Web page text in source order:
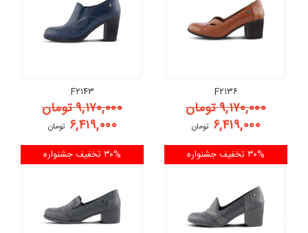
F۲۱۴۳
۹,۱۷۰,۰۰۰تومان
۶,۴۱۹,۰۰۰ تومان
F۲۱۳۶
۹,۱۷۰,۰۰۰تومان
۶,۴۱۹,۰۰۰ تومان
۳۰% تخفیف جشنواره ۳۰% تخفیف جشنواره